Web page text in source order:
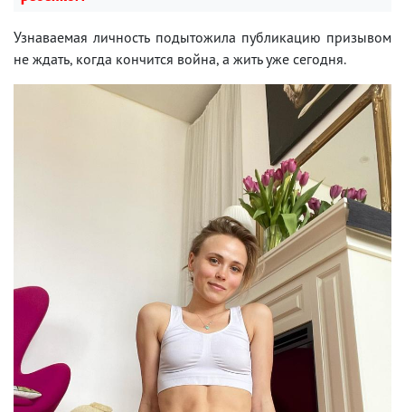
Узнаваемая личность подытожила публикацию призывом
не ждать, когда кончится война, а жить уже сегодня.